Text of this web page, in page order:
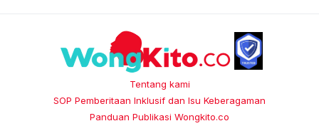
Tentang kami
SOP Pemberitaan Inklusif dan Isu Keberagaman
Panduan Publikasi Wongkito.co